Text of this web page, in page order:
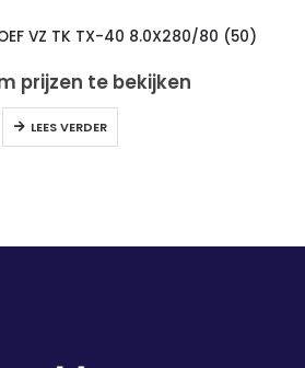
VZ TK TX-40 8.0X280/80 (50)
prijzen te bekijken
LEES VERDER